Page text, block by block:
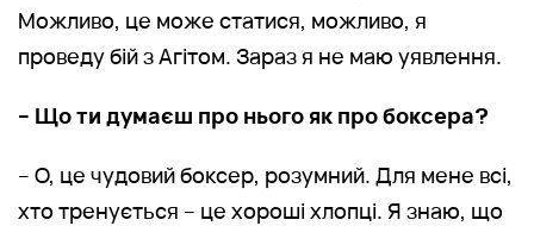
Можливо, це може статися, можливо, я
проведу бій з Агітом. Зараз я не маю уявлення.
– Що ти думаєш про нього як про боксера?
– О, це чудовий боксер, розумний. Для мене всі,
хто тренується – це хороші хлопці. Я знаю, що